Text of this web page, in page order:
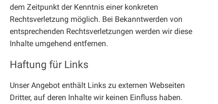
dem Zeitpunkt der Kenntnis einer konkreten
Rechtsverletzung möglich. Bei Bekanntwerden von
entsprechenden Rechtsverletzungen werden wir diese
Inhalte umgehend entfernen.
Haftung für Links
Unser Angebot enthält Links zu externen Webseiten
Dritter, auf deren Inhalte wir keinen Einfluss haben.